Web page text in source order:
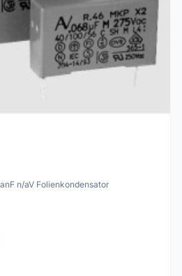
n/aV Folienkondensator